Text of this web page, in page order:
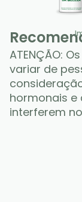
ATENÇÃO:
variar de
hormonais
interferem